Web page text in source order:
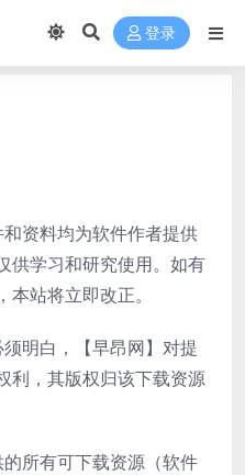
登录
资料均为软件作者提供
供学习和研究使用。如有
站将立即改正。
明白，【早昂网】对提
利，其版权归该下载资源
所有可下载资源（软件